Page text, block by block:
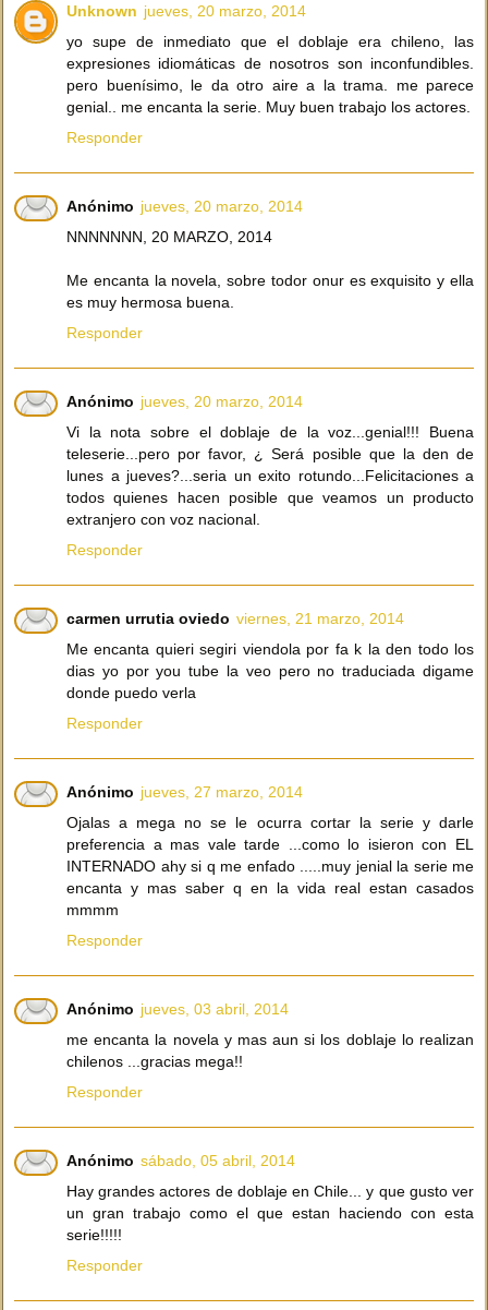
Unknown jueves, 20 marzo, 2014
yo supe de inmediato que el doblaje era chileno, las
expresiones idiomáticas de nosotros son inconfundibles.
pero buenísimo, le da otro aire a la trama. me parece
genial.. me encanta la serie. Muy buen trabajo los actores.
Responder
Anónimo jueves, 20 marzo, 2014
NNNNNNN, 20 MARZO, 2014
Me encanta la novela, sobre todor onur es exquisito y ella
es muy hermosa buena.
Responder
Anónimo jueves, 20 marzo, 2014
Vi la nota sobre el doblaje de la voz...genial!!! Buena
teleserie...pero por favor, ¿ Será posible que la den de
lunes a jueves?...seria un exito rotundo...Felicitaciones a
todos quienes hacen posible que veamos un producto
extranjero con voz nacional.
Responder
carmen urrutia oviedo viernes, 21 marzo, 2014
Me encanta quieri segiri viendola por fa k la den todo los
dias yo por you tube la veo pero no traduciada digame
donde puedo verla
Responder
Anónimo jueves, 27 marzo, 2014
Ojalas a mega no se le ocurra cortar la serie y darle
preferencia a mas vale tarde ...como lo isieron con EL
INTERNADO ahy si q me enfado .....muy jenial la serie me
encanta y mas saber q en la vida real estan casados
mmmm
Responder
Anónimo jueves, 03 abril, 2014
me encanta la novela y mas aun si los doblaje lo realizan
chilenos ...gracias mega!!
Responder
Anónimo sábado, 05 abril, 2014
Hay grandes actores de doblaje en Chile... y que gusto ver
un gran trabajo como el que estan haciendo con esta
serie!!!!!
Responder